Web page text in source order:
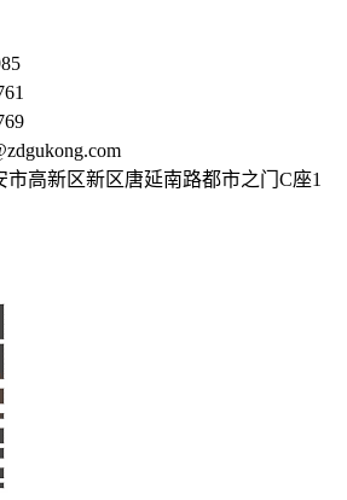
高新区新区唐延南路都市之门C座1